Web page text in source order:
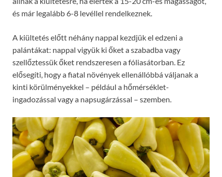
és már legalább 6-8 levéllel rendelkeznek.
A kiültetés előtt néhány nappal kezdjük el edzeni a
palántákat: nappal vigyük ki őket a szabadba vagy
szellőztessük őket rendszeresen a fóliasátorban. Ez
elősegíti, hogy a fiatal növények ellenállóbbá váljanak a
kinti körülményekkel – például a hőmérséklet-
ingadozással vagy a napsugárzással – szemben.